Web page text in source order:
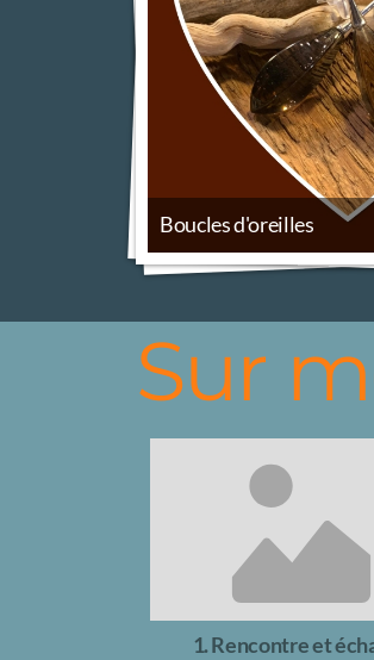
Boucles d'oreilles
Sur
1. Rencontre et